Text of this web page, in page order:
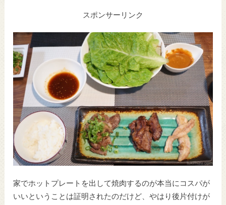
スポンサーリンク
家でホットプレートを出して焼肉するのが本当にコスパが
いいということは証明されたのだけど、やはり後片付けが